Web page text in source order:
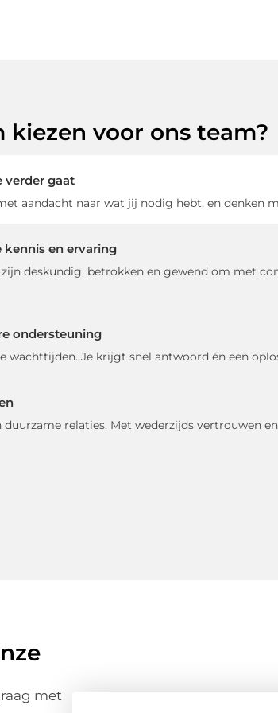
kiezen voor ons team?
verder gaat
aandacht naar wat jij nodig hebt, en denken
kennis en ervaring
zijn deskundig, betrokken en gewend om met
ondersteuning
wachttijden. Je krijgt snel antwoord én een
duurzame relaties. Met wederzijds vertrouwen
met